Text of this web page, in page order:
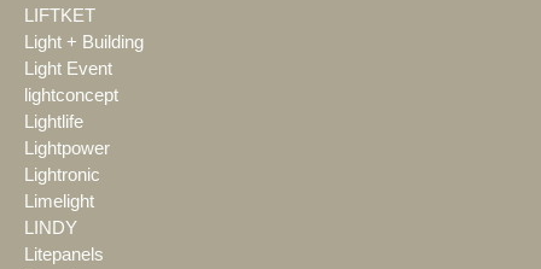
LIFTKET
Light + Building
Light Event
lightconcept
Lightlife
Lightpower
Lightronic
Limelight
LINDY
Litepanels